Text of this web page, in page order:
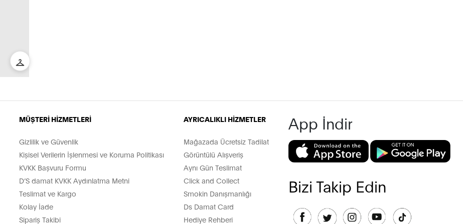
MÜŞTERİ HİZMETLERİ
Gizlilik ve Güvenlik
Kişisel Verilerin İşlenmesi ve Koruma Politikası
KVKK Başvuru Formu
D’S damat KVKK Aydınlatma Metni
Teslimat ve Kargo
Kolay İade
Sipariş Takibi
AYRICALIKLI HİZMETLER
Mağazada Ücretsiz Tadilat
Görüntülü Alışveriş
Aynı Gün Teslimat
Click and Collect
Smokin Danışmanlığı
Ds Damat Card
Hediye Rehberi
App İndir
Bizi Takip Edin